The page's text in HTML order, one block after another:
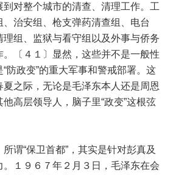
对整个城市的清查、清理工作。工
治安组、枪支弹药清查组、电台
组、监狱与看守组以及外事与侨务
〔４１〕显然，这些并不是一般性
防政变”的重大军事和警戒部署。这
之际，无论是毛泽东本人还是周恩
高层领导人，脑子里“政变”这根弦
“保卫首都”，其实是针对彭真及
１９６７年２月３日，毛泽东在会